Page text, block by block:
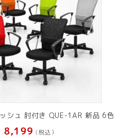
シュ 肘付き QUE-1AR 新品 6色
8,199 (税込）